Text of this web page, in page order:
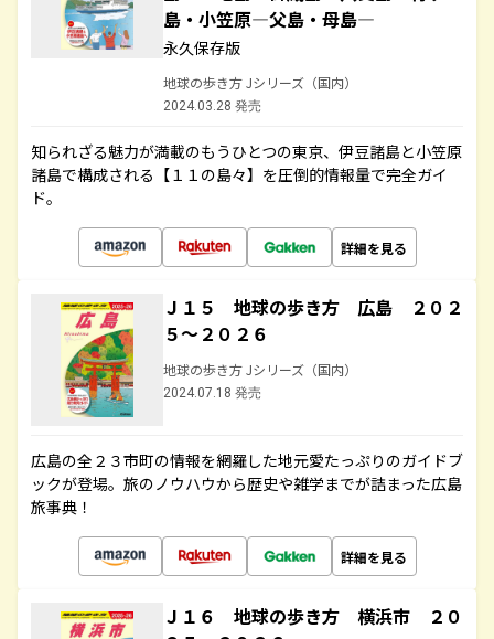
島・小笠原―父島・母島―
永久保存版
地球の歩き方 Jシリーズ（国内）
2024.03.28 発売
知られざる魅力が満載のもうひとつの東京、伊豆諸島と小笠原
諸島で構成される【１１の島々】を圧倒的情報量で完全ガイ
ド。
詳細を見る
Ｊ１５ 地球の歩き方 広島 ２０２
５～２０２６
地球の歩き方 Jシリーズ（国内）
2024.07.18 発売
広島の全２３市町の情報を網羅した地元愛たっぷりのガイドブ
ックが登場。旅のノウハウから歴史や雑学までが詰まった広島
旅事典！
詳細を見る
Ｊ１６ 地球の歩き方 横浜市 ２０